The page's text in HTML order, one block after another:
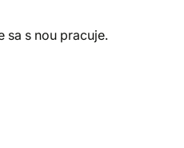
sa s nou pracuje.